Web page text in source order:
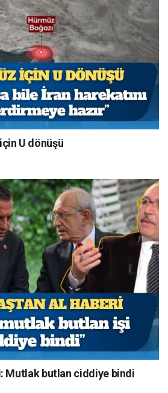
U dönüşü
Mutlak butlan ciddiye bindi